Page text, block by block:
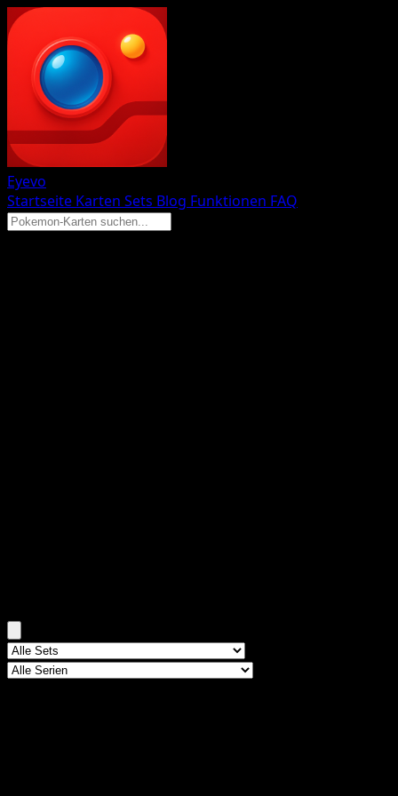
Eyevo
Startseite Karten Sets Blog Funktionen FAQ